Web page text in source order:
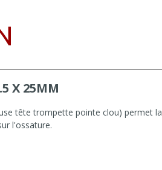
X 25MM
tête trompette pointe clou) permet la
l'ossature.